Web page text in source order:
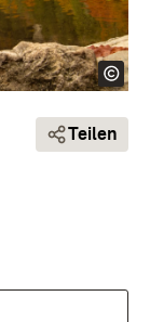
Teilen